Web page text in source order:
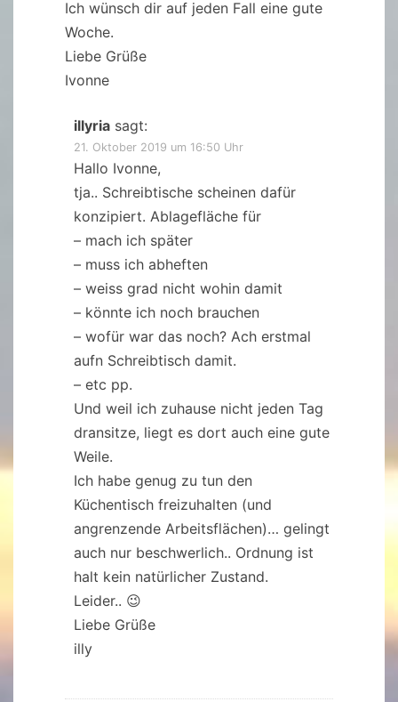
Ich wünsch dir auf jeden Fall eine gute
Woche.
Liebe Grüße
Ivonne
illyria sagt:
21. Oktober 2019 um 16:50 Uhr
Hallo Ivonne,
tja.. Schreibtische scheinen dafür
konzipiert. Ablagefläche für
– mach ich später
– muss ich abheften
– weiss grad nicht wohin damit
– könnte ich noch brauchen
– wofür war das noch? Ach erstmal
aufn Schreibtisch damit.
– etc pp.
Und weil ich zuhause nicht jeden Tag
dransitze, liegt es dort auch eine gute
Weile.
Ich habe genug zu tun den
Küchentisch freizuhalten (und
angrenzende Arbeitsflächen)… gelingt
auch nur beschwerlich.. Ordnung ist
halt kein natürlicher Zustand.
Leider.. 😉
Liebe Grüße
illy